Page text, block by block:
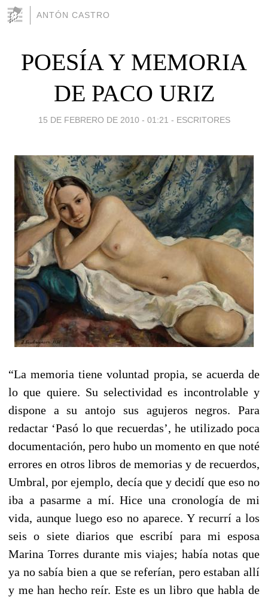
ANTÓN CASTRO
POESÍA Y MEMORIA
DE PACO URIZ
15 DE FEBRERO DE 2010 - 01:21 - ESCRITORES
“La memoria tiene voluntad propia, se acuerda de
lo que quiere. Su selectividad es incontrolable y
dispone a su antojo sus agujeros negros. Para
redactar ‘Pasó lo que recuerdas’, he utilizado poca
documentación, pero hubo un momento en que noté
errores en otros libros de memorias y de recuerdos,
Umbral, por ejemplo, decía que y decidí que eso no
iba a pasarme a mí. Hice una cronología de mi
vida, aunque luego eso no aparece. Y recurrí a los
seis o siete diarios que escribí para mi esposa
Marina Torres durante mis viajes; había notas que
ya no sabía bien a que se referían, pero estaban allí
y me han hecho reír. Este es un libro que habla de